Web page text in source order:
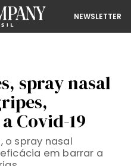
NEWSLETTER
spray nasal
Covid-19
o spray nasal
em barrar a